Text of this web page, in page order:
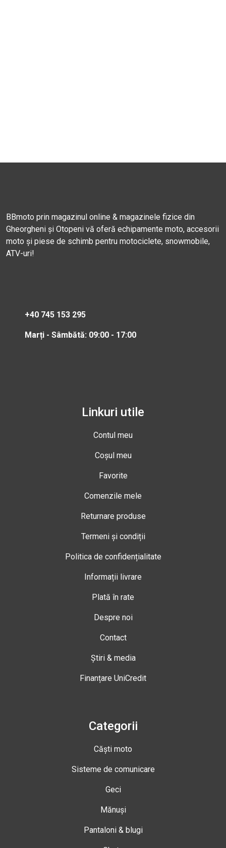
BBmoto prin magazinul online & magazinele fizice din
Gheorgheni și Otopeni vă oferă echipamente moto, accesorii
moto și piese de schimb pentru motociclete, snowmobile,
ATV-uri!
+40 745 153 295
Marți - Sâmbătă: 09:00 - 17:00
Linkuri utile
Contul meu
Coșul meu
Favorite
Comenzile mele
Returnare produse
Termeni și condiții
Politica de confidențialitate
Informații livrare
Plată în rate
Despre noi
Contact
Știri & media
Finanțare UniCredit
Categorii
Căști moto
Sisteme de comunicare
Geci
Mănuși
Pantaloni & blugi